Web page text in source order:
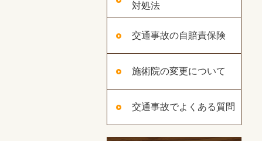
対処法
交通事故の自賠責保険
施術院の変更について
交通事故でよくある質問